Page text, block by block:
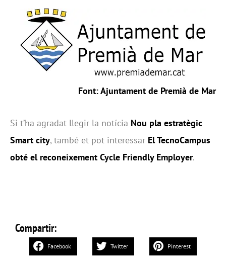
Font:Ajuntament de Premià de Mar
Si t’ha agradat llegir la notícia Nou pla estratègic
Smart city, també et pot interessar El TecnoCampus
obté el reconeixement Cycle Friendly Employer.
Compartir:
Facebook Twitter Pinterest